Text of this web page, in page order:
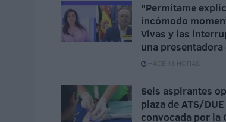
"Permítame
incómodo
Vivas y las
una presentadora
HACE 18 HORAS
Seis aspirantes
plaza de ATS/DUE
convocada por la